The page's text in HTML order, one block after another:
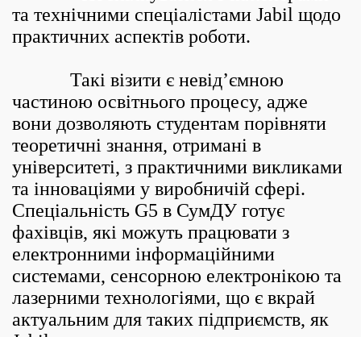
та технічними спеціалістами Jabil щодо
практичних аспектів роботи.
Такі візити є невід’ємною
частиною освітнього процесу, адже
вони дозволяють студентам порівняти
теоретичні знання, отримані в
університеті, з практичними викликами
та інноваціями у виробничій сфері.
Спеціальність G5 в СумДУ готує
фахівців, які можуть працювати з
електронними інформаційними
системами, сенсорною електронікою та
лазерними технологіями, що є вкрай
актуальним для таких підприємств, як